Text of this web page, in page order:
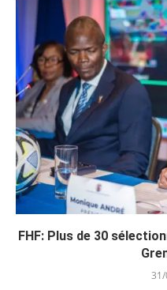
FHF: Plus de 30